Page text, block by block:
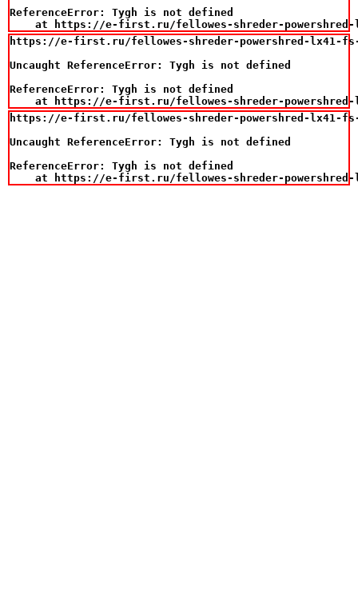
ReferenceError: Tygh is not defined
at https://e-first.ru/fellowes-shreder-
https://e-first.ru/fellowes-shreder-powershred-lx41-fs-
Uncaught ReferenceError: Tygh is not defined
ReferenceError: Tygh is not defined
at https://e-first.ru/fellowes-shreder-
https://e-first.ru/fellowes-shreder-powershred-lx41-fs-
Uncaught ReferenceError: Tygh is not defined
ReferenceError: Tygh is not defined
at https://e-first.ru/fellowes-shreder-